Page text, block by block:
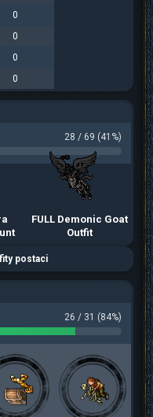
0
0
0
0
28 / 69 (41%)
FULL Demonic Goat
Outfit
postaci
26 / 31 (84%)